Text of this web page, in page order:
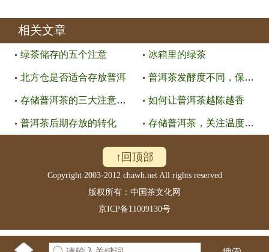
相关文章
绿茶储存的五个注意 冰箱里的绿茶
北方仓是否适合存放普洱 普洱茶发酵度不同，保存方法也不
存储普洱茶的三大注意事项 如何让普洱茶越陈越香
普洱茶后期存放的转化 存储普洱茶，关注温度、湿度、异
↑回顶部
Copyright 2003-2012 chawh.net All rights reserved
版权所有：中国茶文化网
京ICP备11009130号